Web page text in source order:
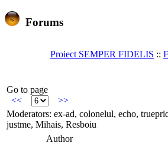
Forums
Proiect SEMPER FIDELIS ::
Go to page
<<
>>
Moderators: ex-ad, colonelul, echo,
justme, Mihais, Resboiu
Author